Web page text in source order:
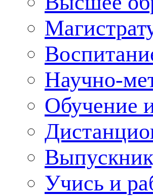
Научно-
Обучение
Учись и